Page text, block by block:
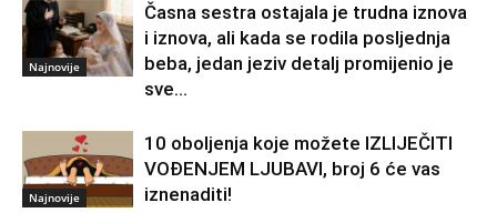
Najnovije
Časna sestra ostajala je trudna iznova
i iznova, ali kada se rodila posljednja
beba, jedan jeziv detalj promijenio je
sve…
Najnovije
10 oboljenja koje možete IZLIJEČITI
VOĐENJEM LJUBAVI, broj 6 će vas
iznenaditi!